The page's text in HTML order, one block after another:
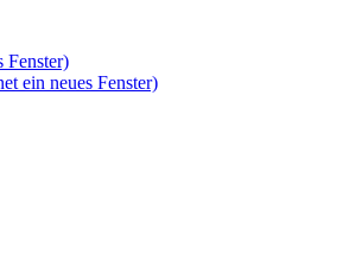
Fenster)
ein neues Fenster)